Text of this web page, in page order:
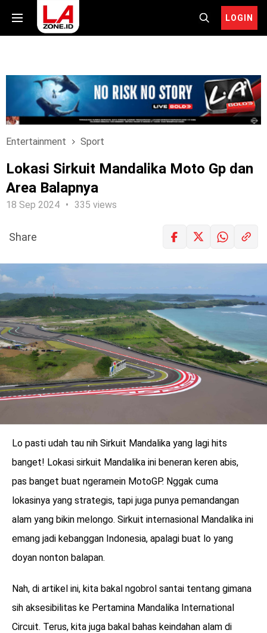
LOGIN
Entertainment Sport
Lokasi Sirkuit Mandalika Moto Gp dan
Area Balapnya
18 Sep 2024 335 views
menarik
Share
Lo pasti udah tau nih Sirkuit Mandalika yang lagi hits
banget! Lokasi sirkuit Mandalika ini beneran keren abis,
pas banget buat ngeramein MotoGP. Nggak cuma
lokasinya yang strategis, tapi juga punya pemandangan
alam yang bikin melongo. Sirkuit internasional Mandalika ini
emang jadi kebanggan Indonesia, apalagi buat lo yang
doyan nonton balapan.
Nah, di artikel ini, kita bakal ngobrol santai tentang gimana
sih aksesibilitas ke Pertamina Mandalika International
Circuit. Terus, kita juga bakal bahas keindahan alam di